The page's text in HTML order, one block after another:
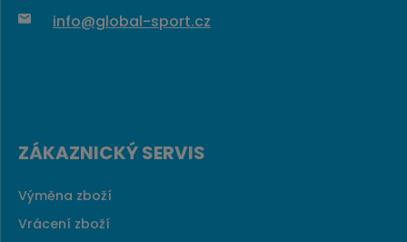
info@global-sport.cz
ZÁKAZNICKÝ SERVIS
Výměna zboží
Vrácení zboží